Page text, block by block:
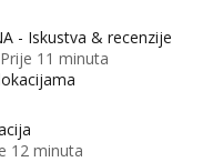
- Iskustva & recenzije
Prije 11 minuta
12 minuta